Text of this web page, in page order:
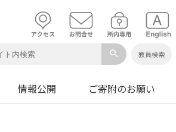
search 教員検索
情報公開 ご寄附のお願い